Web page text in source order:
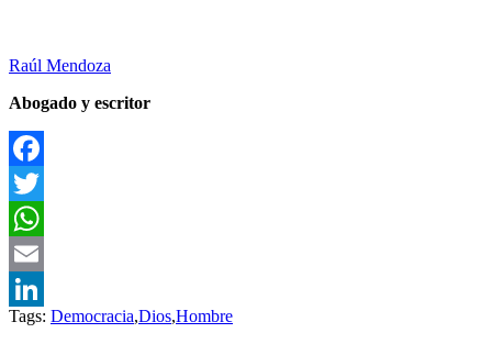
Raúl Mendoza
Abogado y escritor
Facebook
Twitter
WhatsApp
Email
LinkedIn
Tags: Democracia,Dios,Hombre